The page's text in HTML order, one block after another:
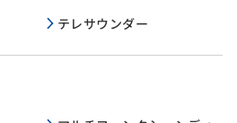
テレサウンダー